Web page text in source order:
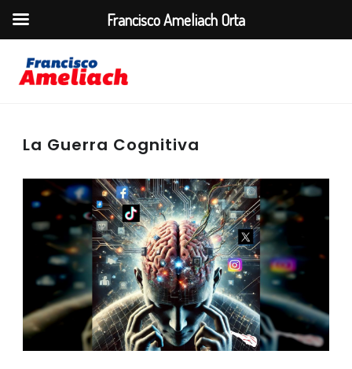
La Guerra Cognitiva
Francisco Ameliach Orta